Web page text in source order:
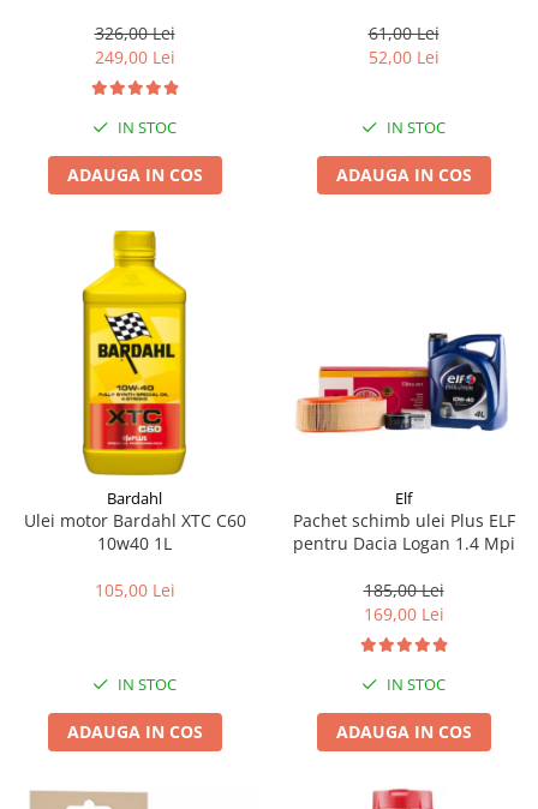
326,00 Lei
249,00 Lei
IN STOC
ADAUGA IN COS
61,00 Lei
52,00 Lei
IN STOC
ADAUGA IN COS
Bardahl
Ulei motor Bardahl XTC C60
10w40 1L
105,00 Lei
IN STOC
ADAUGA IN COS
Elf
Pachet schimb ulei Plus ELF
pentru Dacia Logan 1.4 Mpi
185,00 Lei
169,00 Lei
IN STOC
ADAUGA IN COS